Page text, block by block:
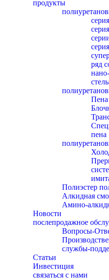
продукты
ряд
пена
Полиэстер
Алкидная
Амино-
Новости
послепродажное
Вопросы-
службы-
Статьи
Инвестиция
связаться с нами